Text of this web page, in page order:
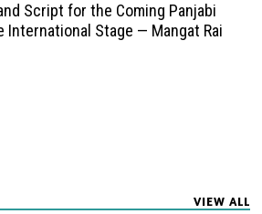
Script for the Coming Panjabi
International Stage — Mangat Rai
VIEW ALL